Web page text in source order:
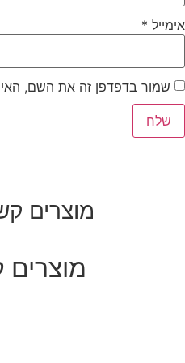
אימייל *
שמור בדפדפן זה את השם,
מוצרים
מוצרים